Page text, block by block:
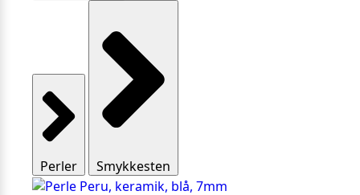
Perler Smykkesten